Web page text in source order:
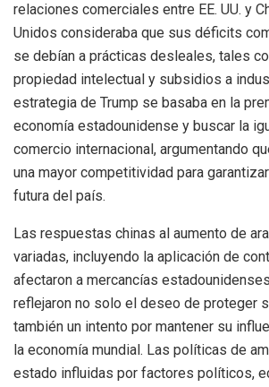
relaciones comerciales entre EE. UU. y
Unidos consideraba que sus déficits
se debían a prácticas desleales, tales
propiedad intelectual y subsidios a
estrategia de Trump se basaba en la
economía estadounidense y buscar la
comercio internacional, argumentando
una mayor competitividad para
futura del país.
Las respuestas chinas al aumento de
variadas, incluyendo la aplicación de
afectaron a mercancías
reflejaron no solo el deseo de proteger
también un intento por mantener su
la economía mundial. Las políticas de
estado influidas por factores políticos,